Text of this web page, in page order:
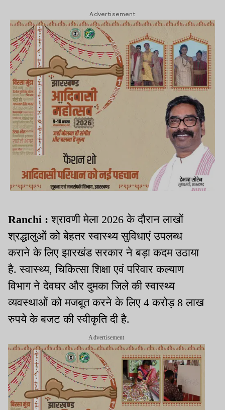
Advertisement
Ranchi :श्रावणी मेला 2026 के दौरान लाखों
श्रद्धालुओं को बेहतर स्वास्थ्य सुविधाएं उपलब्ध
कराने के लिए झारखंड सरकार ने बड़ा कदम उठाया
है. स्वास्थ्य, चिकित्सा शिक्षा एवं परिवार कल्याण
विभाग ने देवघर और दुमका जिले की स्वास्थ्य
व्यवस्थाओं को मजबूत करने के लिए 4 करोड़ 8 लाख
रुपये के बजट की स्वीकृति दी है.
Advertisement